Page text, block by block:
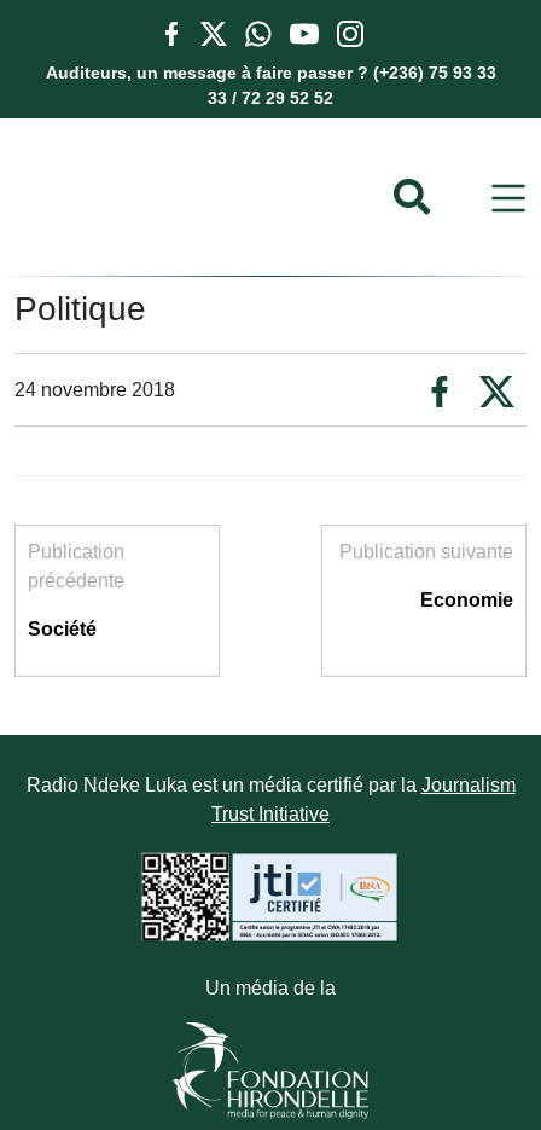
Auditeurs, un message à faire passer ? (+236) 75 93 33
33 / 72 29 52 52
Politique
24 novembre 2018
Publication
précédente
Société
Publication suivante
Economie
Radio Ndeke Luka est un média certifié par la Journalism
Trust Initiative
Un média de la